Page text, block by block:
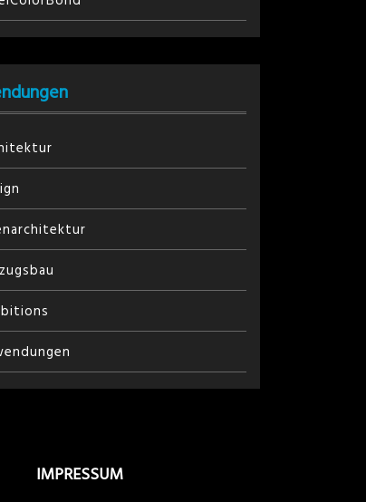
IMPRESSUM